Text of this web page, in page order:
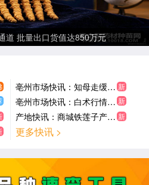
道 批量出口货值达850万元
新
新
新
亳州市场快讯：知母走缓价疲 牛蒡子产新压价 吴茱萸江西新货初上
亳州市场快讯：白术行情逐步下滑 槐米止升转稳 首乌藤显疲 谷芽小幅上扬
产地快讯：商城铁莲子产新平稳 玉林五味子供求平衡 凌源益母草大量产新
更多快讯 >